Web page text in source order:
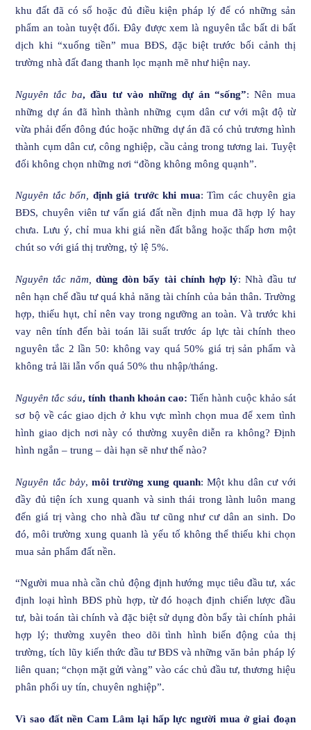
khu đất đã có sổ hoặc đủ điều kiện pháp lý để có những sản
phẩm an toàn tuyệt đối. Đây được xem là nguyên tắc bất di bất
dịch khi “xuống tiền” mua BĐS, đặc biệt trước bối cảnh thị
trường nhà đất đang thanh lọc mạnh mẽ như hiện nay.
Nguyên tắc ba,đầu tư vào những dự án “sống”: Nên mua
những dự án đã hình thành những cụm dân cư với mật độ từ
vừa phải đến đông đúc hoặc những dự án đã có chủ trương hình
thành cụm dân cư, công nghiệp, cầu cảng trong tương lai. Tuyệt
đối không chọn những nơi “đồng không mông quạnh”.
Nguyên tắc bốn, định giá trước khi mua: Tìm các chuyên gia
BĐS, chuyên viên tư vấn giá đất nền định mua đã hợp lý hay
chưa. Lưu ý, chỉ mua khi giá nền đất bằng hoặc thấp hơn một
chút so với giá thị trường, tỷ lệ 5%.
Nguyên tắc năm,dùng đòn bẩy tài chính hợp lý: Nhà đầu tư
nên hạn chế đầu tư quá khả năng tài chính của bản thân. Trường
hợp, thiếu hụt, chỉ nên vay trong ngưỡng an toàn. Và trước khi
vay nên tính đến bài toán lãi suất trước áp lực tài chính theo
nguyên tắc 2 lần 50: không vay quá 50% giá trị sản phẩm và
không trả lãi lẫn vốn quá 50% thu nhập/tháng.
Nguyên tắc sáu,tính thanh khoản cao: Tiến hành cuộc khảo sát
sơ bộ về các giao dịch ở khu vực mình chọn mua để xem tình
hình giao dịch nơi này có thường xuyên diễn ra không? Định
hình ngắn – trung – dài hạn sẽ như thế nào?
Nguyên tắc bảy, môi trường xung quanh: Một khu dân cư với
đầy đủ tiện ích xung quanh và sinh thái trong lành luôn mang
đến giá trị vàng cho nhà đầu tư cũng như cư dân an sinh. Do
đó, môi trường xung quanh là yếu tố không thể thiếu khi chọn
mua sản phẩm đất nền.
“Người mua nhà cần chủ động định hướng mục tiêu đầu tư, xác
định loại hình BĐS phù hợp, từ đó hoạch định chiến lược đầu
tư, bài toán tài chính và đặc biệt sử dụng đòn bẩy tài chính phải
hợp lý; thường xuyên theo dõi tình hình biến động của thị
trường, tích lũy kiến thức đầu tư BĐS và những văn bản pháp lý
liên quan; “chọn mặt gửi vàng” vào các chủ đầu tư, thương hiệu
phân phối uy tín, chuyên nghiệp”.
Vì sao đất nền Cam Lâm lại hấp lực người mua ở giai đoạn